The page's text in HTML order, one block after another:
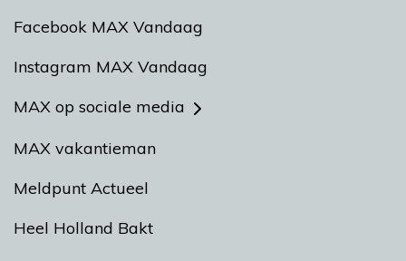
Facebook MAX Vandaag
Instagram MAX Vandaag
MAX op sociale media
MAX vakantieman
Meldpunt Actueel
Heel Holland Bakt